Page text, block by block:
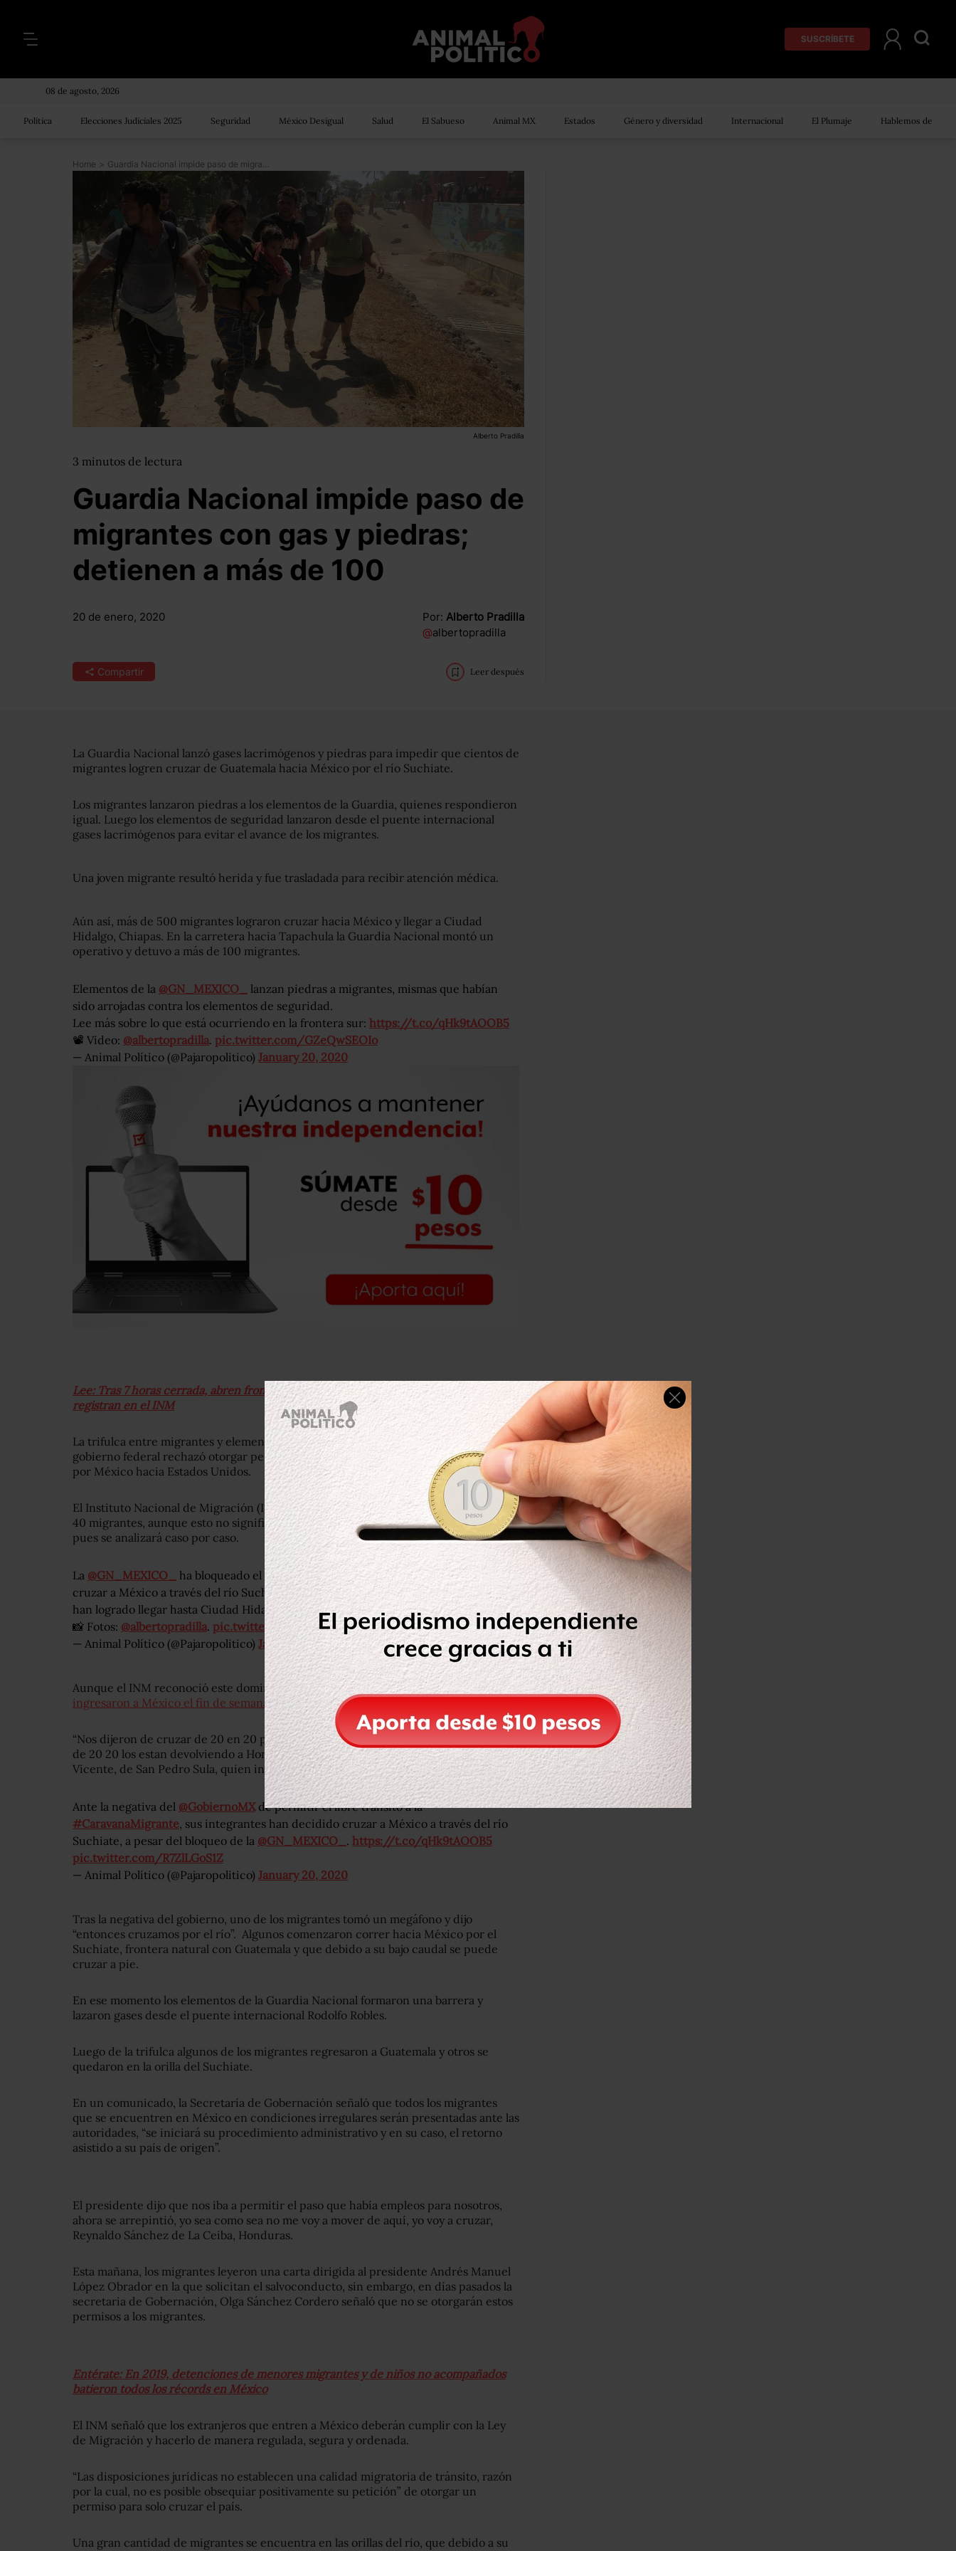
SUSCRÍBETE
08 de agosto, 2026
Política Elecciones Judiciales 2025 Seguridad México Desigual Salud El Sabueso Animal MX Estados Género y diversidad Internacional El Plumaje Hablemos de
Home > Guardia Nacional impide paso de migrantes con gas y piedras; detienen a más de 100
Alberto Pradilla
3 minutos de lectura
Guardia Nacional impide paso de
migrantes con gas y piedras;
detienen a más de 100
20 de enero, 2020 Por: Alberto Pradilla
@albertopradilla
Compartir Leer después
La Guardia Nacional lanzó gases lacrimógenos y piedras para impedir que cientos de
migrantes logren cruzar de Guatemala hacia México por el río Suchiate.
Los migrantes lanzaron piedras a los elementos de la Guardia, quienes respondieron
igual. Luego los elementos de seguridad lanzaron desde el puente internacional
gases lacrimógenos para evitar el avance de los migrantes.
Una joven migrante resultó herida y fue trasladada para recibir atención médica.
Aún así, más de 500 migrantes lograron cruzar hacia México y llegar a Ciudad
Hidalgo, Chiapas. En la carretera hacia Tapachula la Guardia Nacional montó un
operativo y detuvo a más de 100 migrantes.
Elementos de la @GN_MEXICO_
lanzan piedras a migrantes, mismas que habían
sido arrojadas contra los elementos de seguridad.
Lee más sobre lo que está ocurriendo en la frontera sur: https://t.co/qHk9tAOOB5
📽️ Video: @albertopradilla. pic.twitter.com/GZeQwSEOIo
— Animal Político (@Pajaropolitico) January 20, 2020
Lee: Tras 7 horas cerrada, abren frontera con Guatemala; grupos de migrantes se
registran en el INM
La trifulca entre migrantes y elementos de la Guardia se dio luego de que el
gobierno federal rechazó otorgar permisos a migrantes para que crucen legalmente
por México hacia Estados Unidos.
El Instituto Nacional de Migración (INM) ofreció que ingresen a México grupos de
40 migrantes, aunque esto no significa que se les dará algún tipo de documento,
pues se analizará caso por caso.
La @GN_MEXICO_
ha bloqueado el paso a cientos de migrantes que tratan de
cruzar a México a través del río Suchiate, y han lanzado gases lacrimógenos; algunos
han logrado llegar hasta Ciudad Hidalgo.
📸 Fotos: @albertopradilla. pic.twitter.com/hnYC36VSiN
— Animal Político (@Pajaropolitico) January 20, 2020
Aunque el INM reconoció este domingo que la mayoría de los migrantes que
ingresaron a México el fin de semana serán deportados.
“Nos dijeron de cruzar de 20 en 20 pero nosotros nos cerramos, porque si cruzamos
de 20 20 los estan devolviendo a Honduras y nos están engañando”, señala Cristina
Vicente, de San Pedro Sula, quien intenta cruzar con sus tres hijas.
Ante la negativa del @GobiernoMXde permitir el libre tránsito a la
#CaravanaMigrante, sus integrantes han decidido cruzar a México a través del río
Suchiate, a pesar del bloqueo de la @GN_MEXICO_ . https://t.co/qHk9tAOOB5
pic.twitter.com/R7ZlLGoS1Z
— Animal Político (@Pajaropolitico) January 20, 2020
Tras la negativa del gobierno, uno de los migrantes tomó un megáfono y dijo
“entonces cruzamos por el río”. Algunos comenzaron correr hacia México por el
Suchiate, frontera natural con Guatemala y que debido a su bajo caudal se puede
cruzar a pie.
En ese momento los elementos de la Guardia Nacional formaron una barrera y
lazaron gases desde el puente internacional Rodolfo Robles.
Luego de la trifulca algunos de los migrantes regresaron a Guatemala y otros se
quedaron en la orilla del Suchiate.
En un comunicado, la Secretaría de Gobernación señaló que todos los migrantes
que se encuentren en México en condiciones irregulares serán presentadas ante las
autoridades, “se iniciará su procedimiento administrativo y en su caso, el retorno
asistido a su país de origen”.
El presidente dijo que nos iba a permitir el paso que había empleos para nosotros,
ahora se arrepintió, yo sea como sea no me voy a mover de aquí, yo voy a cruzar,
Reynaldo Sánchez de La Ceiba, Honduras.
Esta mañana, los migrantes leyeron una carta dirigida al presidente Andrés Manuel
López Obrador en la que solicitan el salvoconducto, sin embargo, en días pasados la
secretaria de Gobernación, Olga Sánchez Cordero señaló que no se otorgarán estos
permisos a los migrantes.
Entérate: En 2019, detenciones de menores migrantes y de niños no acompañados
batieron todos los récords en México
El INM señaló que los extranjeros que entren a México deberán cumplir con la Ley
de Migración y hacerlo de manera regulada, segura y ordenada.
“Las disposiciones jurídicas no establecen una calidad migratoria de tránsito, razón
por la cual, no es posible obsequiar positivamente su petición” de otorgar un
permiso para solo cruzar el país.
Una gran cantidad de migrantes se encuentra en las orillas del río, que debido a su